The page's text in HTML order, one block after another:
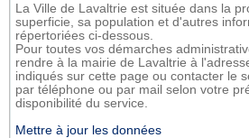
La Ville de Lavaltrie est située dans la
superficie, sa population et d'autres
répertoriées ci-dessous.
Pour toutes vos démarches
rendre à la mairie de Lavaltrie à
indiqués sur cette page ou contacter le
par téléphone ou par mail selon votre
disponibilité du service.
Mettre à jour les données